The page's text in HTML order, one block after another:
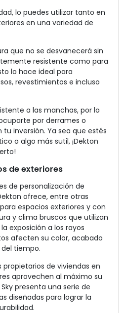
lo puedes utilizar tanto en
en una variedad de
que no se desvanecerá sin
resistente como para
lo hace ideal para
revestimientos e incluso
a las manchas, por lo
por derrames o
inversión. Ya sea que estés
o algo más sutil, ¡Dekton
de exteriores
de personalización de
ofrece, entre otras
espacios exteriores y con
y clima bruscos que utilizan
exposición a los rayos
afecten su color, acabado
tiempo.
propietarios de viviendas en
aprovechen al máximo su
presenta una serie de
diseñadas para lograr la